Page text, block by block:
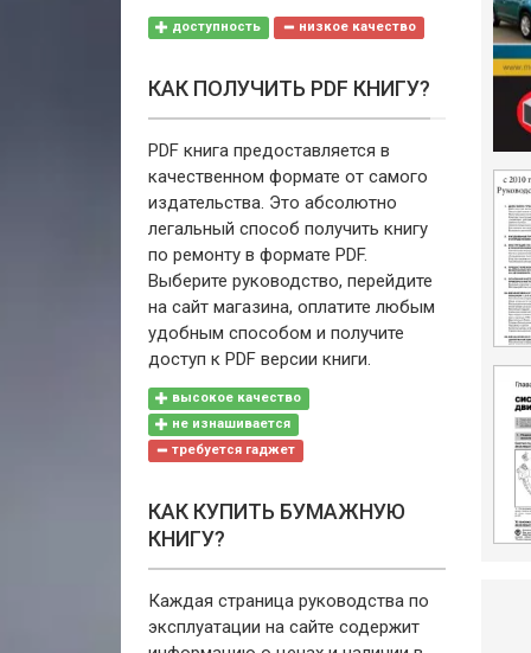
доступность низкое качество
КАК ПОЛУЧИТЬ PDF КНИГУ?
PDF книга предоставляется в
качественном формате от самого
издательства. Это абсолютно
легальный способ получить книгу
по ремонту в формате PDF.
Выберите руководство, перейдите
на сайт магазина, оплатите любым
удобным способом и получите
доступ к PDF версии книги.
высокое качество
не изнашивается
требуется гаджет
КАК КУПИТЬ БУМАЖНУЮ
КНИГУ?
Каждая страница руководства по
эксплуатации на сайте содержит